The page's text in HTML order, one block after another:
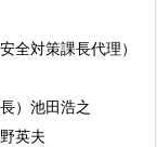
全対策課長代理）
）池田浩之
英夫